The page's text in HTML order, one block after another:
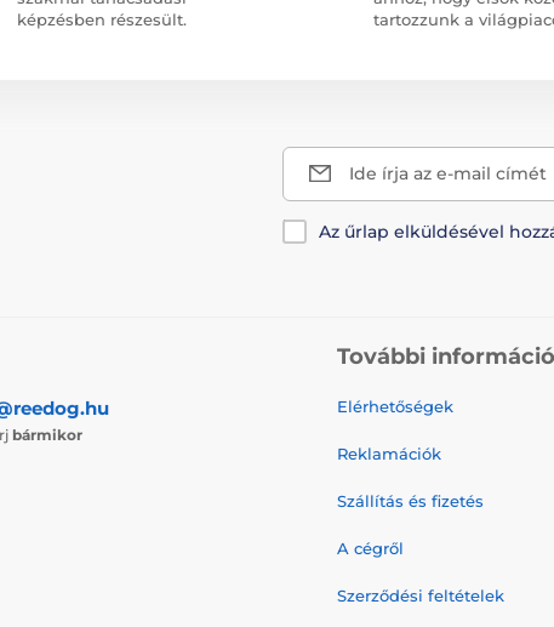
képzésben részesült.
tartozzunk a
Ide írja az e-mail címét
Az űrlap elküldésével
bármikor
További
Elérhetőségek
Reklamációk
Szállítás és fizetés
A cégről
Szerződési feltételek